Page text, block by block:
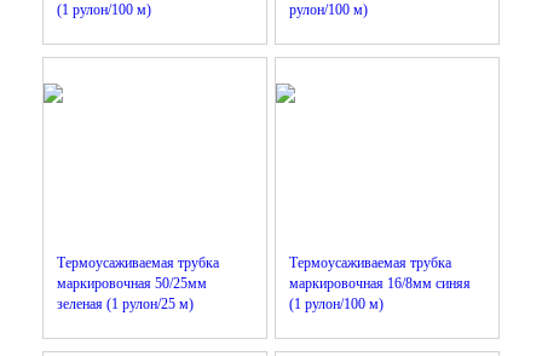
(1 рулон/100 м)
рулон/100 м)
Термоусаживаемая трубка
маркировочная 50/25мм
зеленая (1 рулон/25 м)
Термоусаживаемая трубка
маркировочная 16/8мм синяя
(1 рулон/100 м)